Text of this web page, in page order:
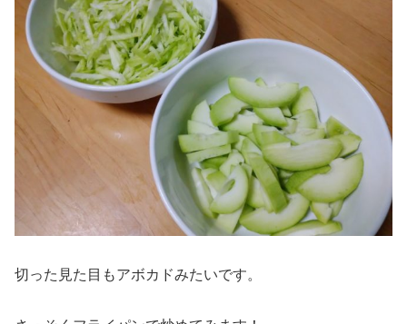
切った見た目もアボカドみたいです。